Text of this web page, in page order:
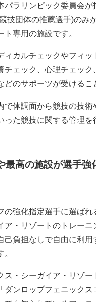
パラリンピック委員会が
技団体の推薦選手)のみ
ト専用の施設です。
ィカルチェックやフィッ
チェック、心理チェック
どのサポーツが受けるこ
で体調面から競技の技術
った競技に関する管理を
最高の施設が選手強
の強化指定選手に選ばれ
ア・リゾートのトレーニ
己負担なしで自由に利用
。
ス・シーガイア・リゾー
ダンロップフェニックス